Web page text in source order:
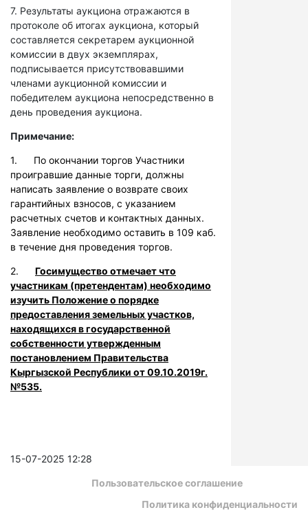
7. Результаты аукциона отражаются в
протоколе об итогах аукциона, который
составляется секретарем аукционной
комиссии в двух экземплярах,
подписывается присутствовавшими
членами аукционной комиссии и
победителем аукциона непосредственно в
день проведения аукциона.
Примечание:
1. По окончании торгов Участники
проигравшие данные торги, должны
написать заявление о возврате своих
гарантийных взносов, с указанием
расчетных счетов и контактных данных.
Заявление необходимо оставить в 109 каб.
в течение дня проведения торгов.
2. Госимущество отмечает что
участникам (претендентам) необходимо
изучить Положение о порядке
предоставления земельных участков,
находящихся в государственной
собственности утвержденным
постановлением Правительства
Кыргызской Республики от 09.10.2019г.
№535.
15-07-2025 12:28
Пользовательское соглашение
Политика конфиденциальности